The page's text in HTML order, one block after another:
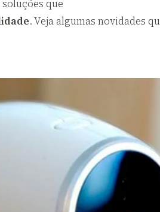
que
. Veja algumas novidades